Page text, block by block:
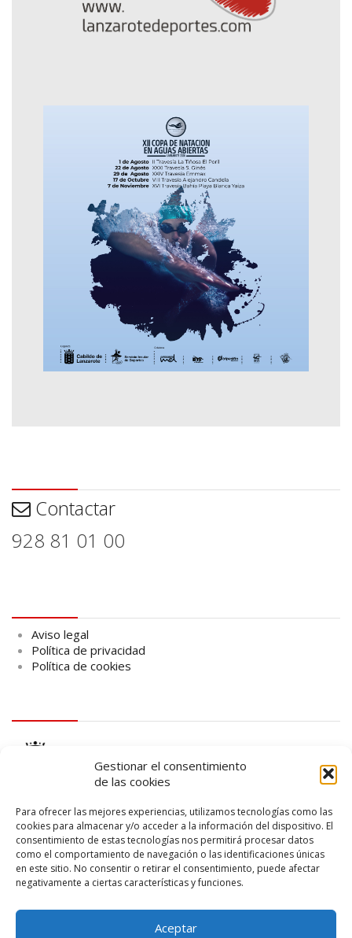
Gestionar el consentimiento
de las cookies
Para ofrecer las mejores experiencias, utilizamos tecnologías como las
cookies para almacenar y/o acceder a la información del dispositivo. El
consentimiento de estas tecnologías nos permitirá procesar datos
como el comportamiento de navegación o las identificaciones únicas
en este sitio. No consentir o retirar el consentimiento, puede afectar
negativamente a ciertas características y funciones.
Aceptar
Contactar
928 81 01 00
Aviso legal
Política de privacidad
Política de cookies
logo SID